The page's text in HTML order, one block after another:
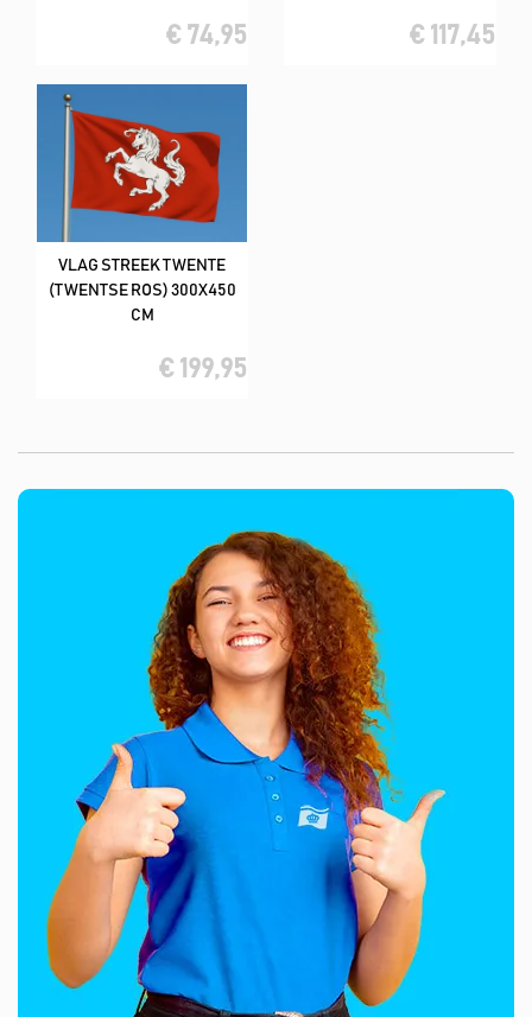
€ 74,95 € 117,45
VLAG STREEK TWENTE
(TWENTSE ROS) 300X450
CM
€ 199,95